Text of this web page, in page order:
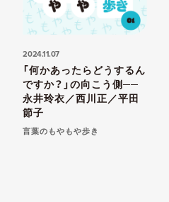
2024.11.07
「何かあったらどうするん
ですか？」の向こう側──
永井玲衣／西川正／平田
節子
言葉のもやもや歩き